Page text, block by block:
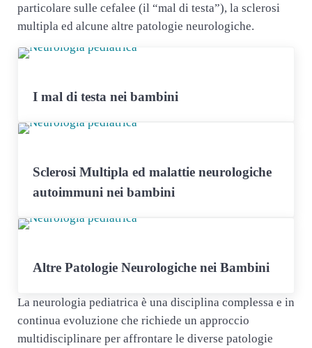
particolare sulle cefalee (il “mal di testa”), la sclerosi
multipla ed alcune altre patologie neurologiche.
I mal di testa nei bambini
Sclerosi Multipla ed malattie neurologiche
autoimmuni nei bambini
Altre Patologie Neurologiche nei Bambini
La neurologia pediatrica è una disciplina complessa e in
continua evoluzione che richiede un approccio
multidisciplinare per affrontare le diverse patologie